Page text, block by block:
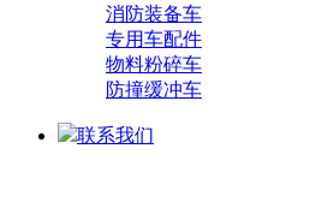
消防装备车
专用车配件
物料粉碎车
防撞缓冲车
联系我们